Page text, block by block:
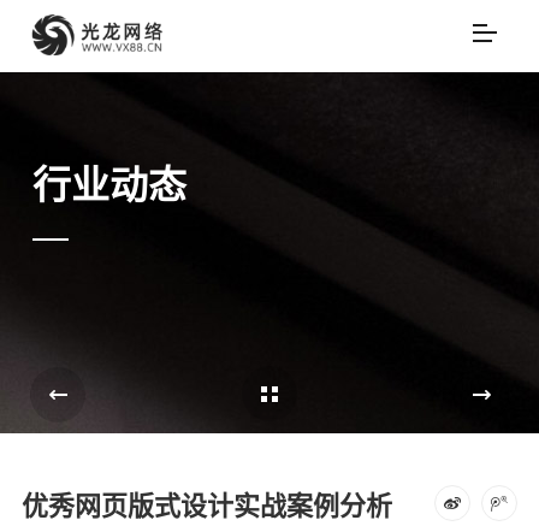
行业动态
优秀网页版式设计实战案例分析